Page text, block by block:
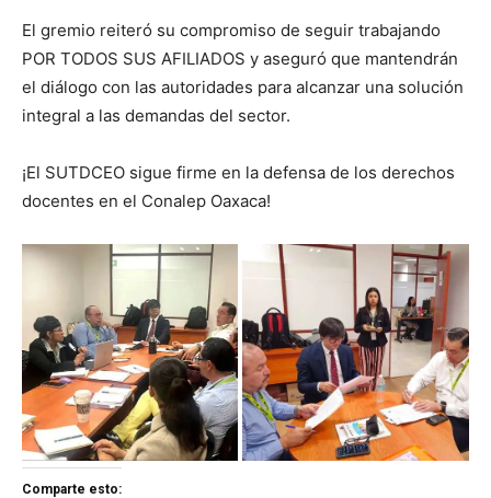
El gremio reiteró su compromiso de seguir trabajando
POR TODOS SUS AFILIADOS y aseguró que mantendrán
el diálogo con las autoridades para alcanzar una solución
integral a las demandas del sector.
¡El SUTDCEO sigue firme en la defensa de los derechos
docentes en el Conalep Oaxaca!
Comparte esto: